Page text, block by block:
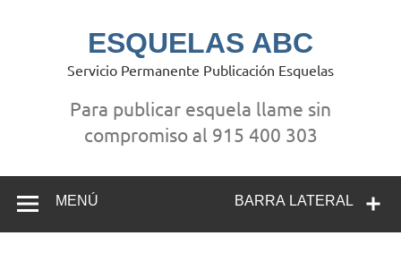
ESQUELAS ABC
Servicio Permanente Publicación Esquelas
Para publicar esquela llame sin
compromiso al 915 400 303
BARRA LATERAL
MENÚ